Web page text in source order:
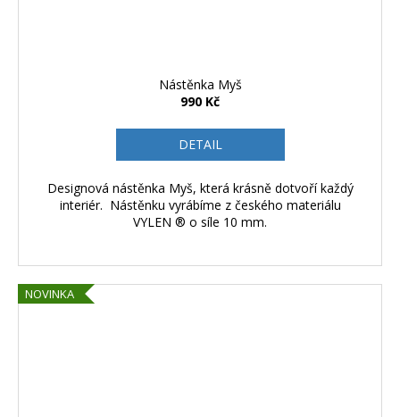
Nástěnka Myš
990 Kč
DETAIL
Designová nástěnka Myš, která krásně dotvoří každý
interiér. Nástěnku vyrábíme z českého materiálu
VYLEN ® o síle 10 mm.
NOVINKA